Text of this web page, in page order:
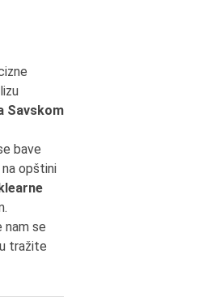
Savskom
bave
opštini
nam se
tražite